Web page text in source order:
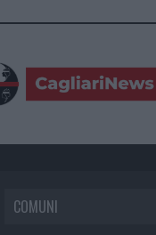
COMUNI